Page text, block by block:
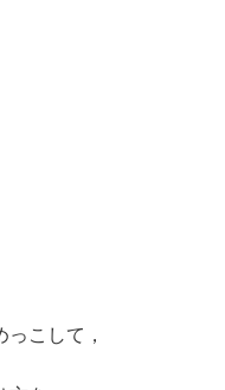
こして，